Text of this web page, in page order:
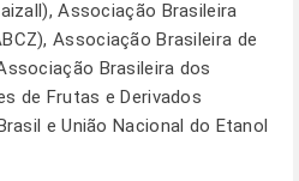
Associação Brasileira
Associação Brasileira de
Brasileira dos
de Frutas e Derivados
e União Nacional do Etanol